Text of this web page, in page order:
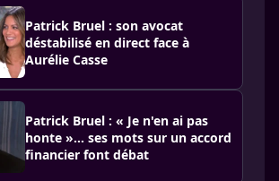
Patrick Bruel : son avocat
déstabilisé en direct face à
Aurélie Casse
Patrick Bruel : « Je n'en ai pas
honte »… ses mots sur un accord
financier font débat